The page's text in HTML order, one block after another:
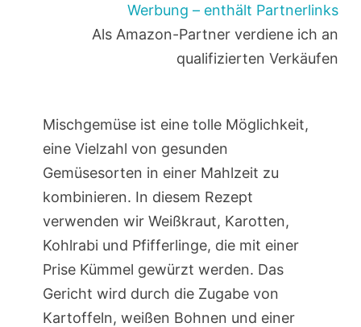
Werbung – enthält Partnerlinks
Als Amazon-Partner verdiene ich an
qualifizierten Verkäufen
Mischgemüse ist eine tolle Möglichkeit,
eine Vielzahl von gesunden
Gemüsesorten in einer Mahlzeit zu
kombinieren. In diesem Rezept
verwenden wir Weißkraut, Karotten,
Kohlrabi und Pfifferlinge, die mit einer
Prise Kümmel gewürzt werden. Das
Gericht wird durch die Zugabe von
Kartoffeln, weißen Bohnen und einer